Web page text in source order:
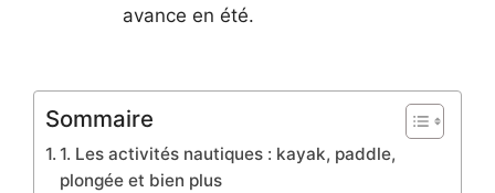
avance en été.
Sommaire
1. Les activités nautiques : kayak, paddle,
plongée et bien plus